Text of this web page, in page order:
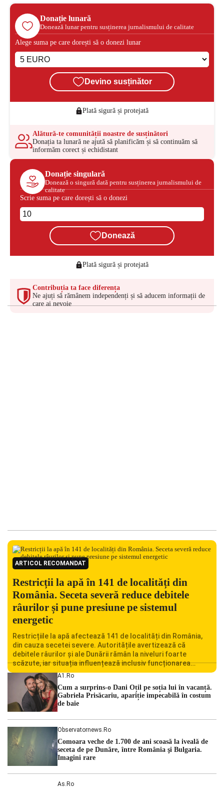
Donație lunară
Donează lunar pentru susținerea jurnalismului de calitate
Alege suma pe care dorești să o donezi lunar
Devino susținător
Plată sigură și protejată
Alătură-te comunității noastre de susținători
Donația ta lunară ne ajută să planificăm și să continuăm să
informăm corect și echidistant
Donație singulară
Donează o singură dată pentru susținerea jurnalismului de
calitate
Scrie suma pe care dorești să o donezi
Donează
Plată sigură și protejată
Contribuția ta face diferența
Ne ajuți să rămânem independenți și să aducem informații de
care ai nevoie
ARTICOL RECOMANDAT
Restricții la apă în 141 de localități din
România. Seceta severă reduce debitele
râurilor și pune presiune pe sistemul
energetic
Restricțiile la apă afectează 141 de localități din România,
din cauza secetei severe. Autoritățile avertizează că
debitele râurilor și ale Dunării rămân la niveluri foarte
scăzute, iar situația influențează inclusiv funcționarea
Centralei Nucleare de la Cernavodă. România se confruntă
cu una dintre cele mai dificile perioade din punct de vedere
hidrologic din ultimii ani. Lipsa […]
A1.ro
Cum a surprins-o Dani Oțil pe soția lui în vacanță.
Gabriela Prisăcariu, apariție impecabilă în costum
de baie
Observatornews.ro
Comoara veche de 1.700 de ani scoasă la iveală de
seceta de pe Dunăre, între România şi Bulgaria.
Imagini rare
As.ro